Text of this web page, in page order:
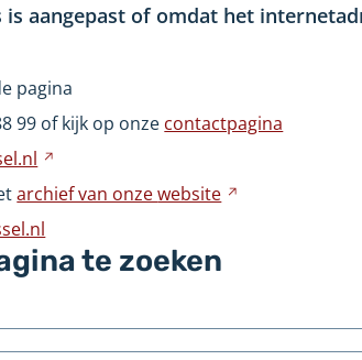
aangepast of omdat het
pagina
99 of kijk op onze contactpagina
naar
website
archief van onzewebsite
te zoeken